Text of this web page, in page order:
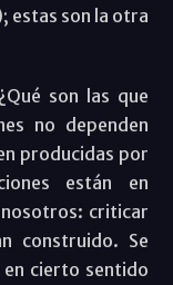
estas son la otra
son las que
no dependen
producidas por
están en
criticar
construido. Se
cierto sentido